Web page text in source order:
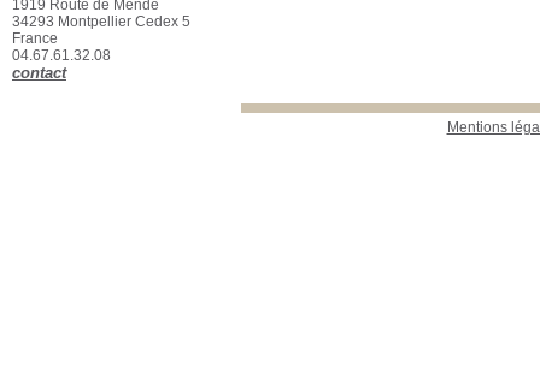
Mentions
1919 Route de Mende
34293 Montpellier Cedex 5
France
04.67.61.32.08
contact